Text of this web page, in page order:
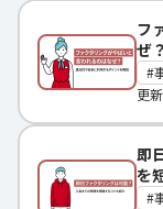
フ
ぜ
更
即
を